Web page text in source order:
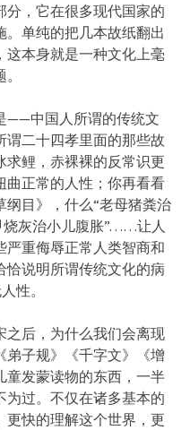
分，它在很多现代国家的
单纯的把几本故纸翻出
这本身就是一种文化上毫
——中国人所谓的传统文
谓二十四孝里面的那些故
求鲤，赤裸裸的反常识更
曲正常的人性；你再看看
目》，什么“老母猪粪治
烧灰治小儿腹胀”……让人
严重侮辱正常人类智商和
恰说明所谓传统文化的病
性。
之后，为什么我们会离现
弟子规》《千字文》《增
发蒙读物的东西，一半
为过。不仅在诸多基本的
更快的理解这个世界，更